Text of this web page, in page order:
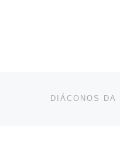
A LA LISTA DE